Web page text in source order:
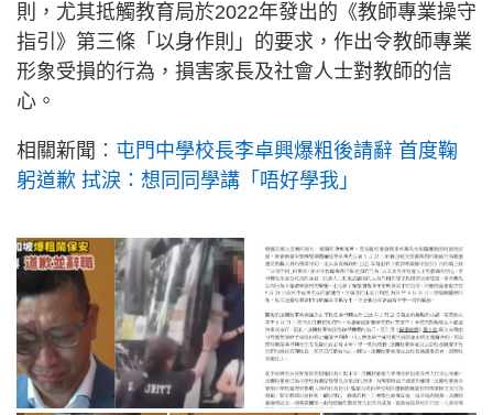
則，尤其抵觸教育局於2022年發出的《教師專業操守
指引》第三條「以身作則」的要求，作出令教師專業
形象受損的行為，損害家長及社會人士對教師的信
心。
相關新聞︰ 屯門中學校長李卓興爆粗後請辭 首度鞠
躬道歉 拭淚：想同同學講「唔好學我」